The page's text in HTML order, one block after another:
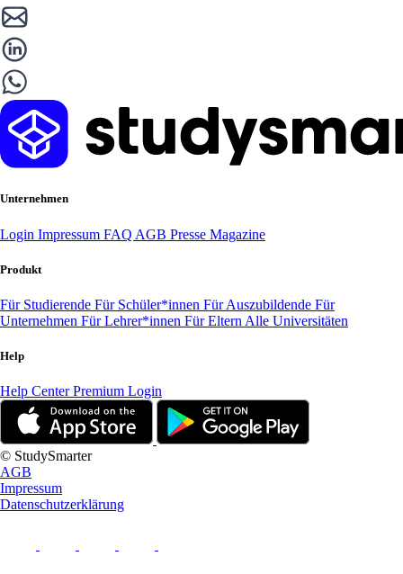
Unternehmen
Login Impressum FAQ AGB Presse Magazine
Produkt
Für Studierende Für Schüler*innen Für Auszubildende Für
Unternehmen Für Lehrer*innen Für Eltern Alle Universitäten
Help
Help CenterPremium Login
© StudySmarter
AGB
Impressum
Datenschutzerklärung